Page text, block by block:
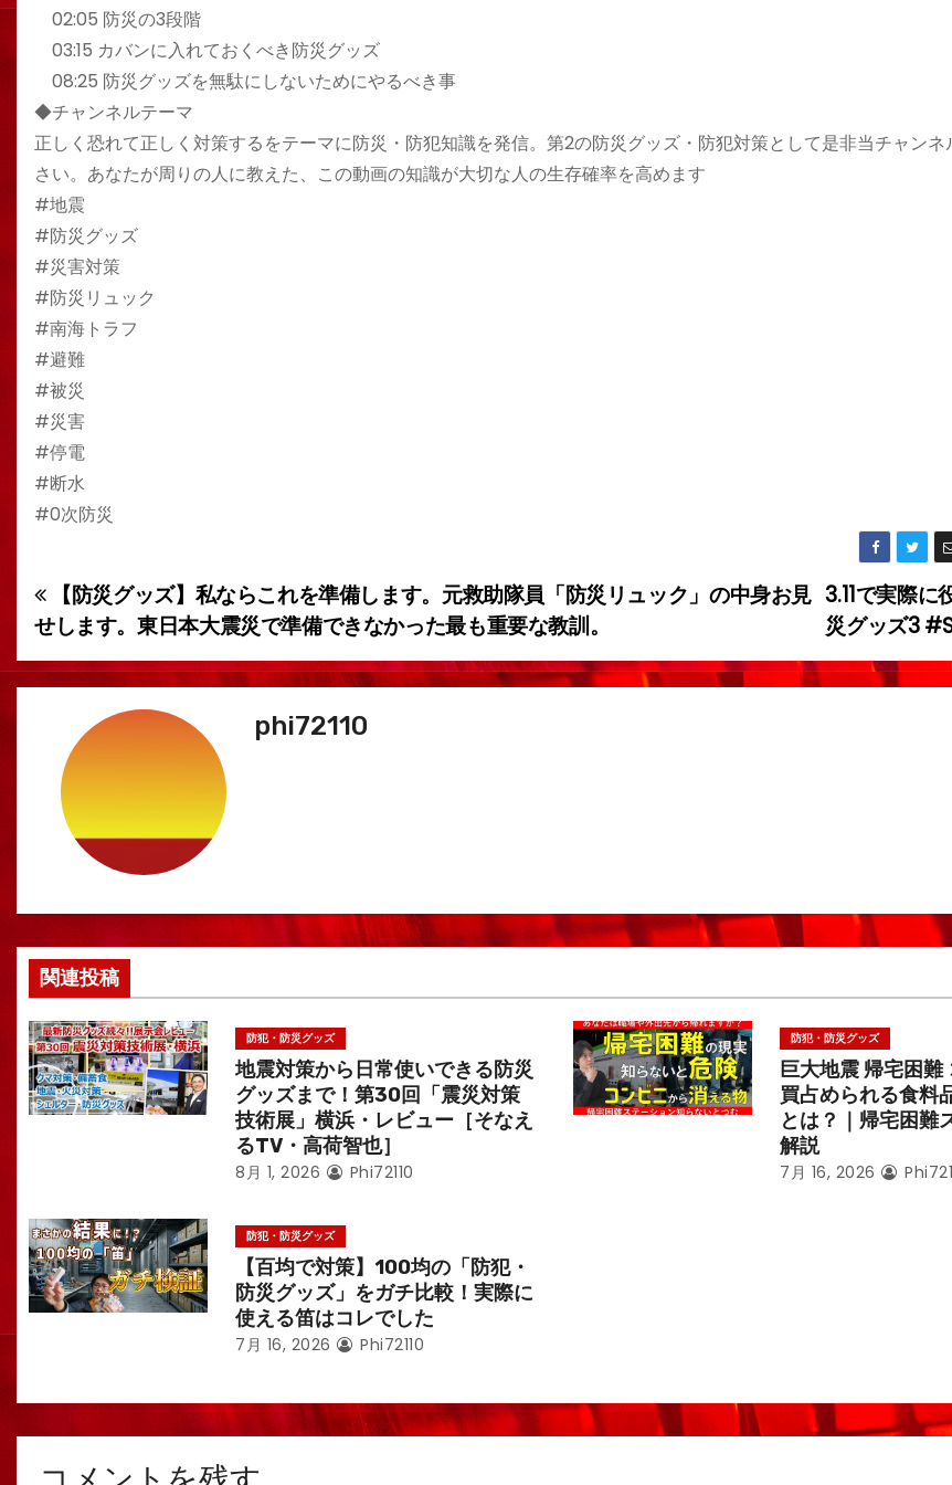
02:05 防災の3段階
03:15 カバンに入れておくべき防災グッズ
08:25 防災グッズを無駄にしないためにやるべき事
◆チャンネルテーマ
正しく恐れて正しく対策するをテーマに防災・防犯知識を発信。第2の防災グッズ・防犯対策として是非当チャン
さい。あなたが周りの人に教えた、この動画の知識が大切な人の生存確率を高めます
#地震
#防災グッズ
#災害対策
#防災リュック
#南海トラフ
#避難
#被災
#災害
#停電
#断水
#0次防災
投
稿
ナ
ゲ
ー
ョ
ン
3.11で実際に
災グッズ3
【防災グッズ】私ならこれを準備します。元救助隊員「防災リュック」の中身お見
せします。東日本大震災で準備できなかった最も重要な教訓。
phi72110
関連投稿
防犯・防災グッズ
地震対策から日常使いできる防災
グッズまで！第30回「震災対策
技術展」横浜・レビュー［そなえ
るTV・高荷智也］
8月 1, 2026 Phi72110
防犯・防災グッズ
巨大地震 帰宅困難
買占められる食料
とは？｜帰宅困難
解説
7月 16, 2026
防犯・防災グッズ
【百均で対策】100均の「防犯・
防災グッズ」をガチ比較！実際に
使える笛はコレでした
7月 16, 2026 Phi72110